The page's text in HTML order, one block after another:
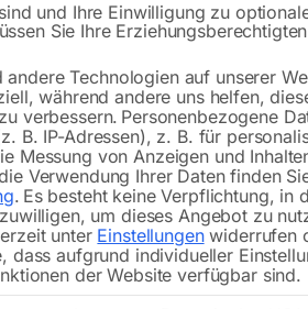
SEB 16000WDE-AVR von ELMAG
Stromerzeuger
16 kVA max. / 14,4 kVA Dauer
und Ihre Einwilligung zu
Sie Ihre
Technologien auf unserer
während andere uns helfen,
verbessern. Personenbezogene
B. IP-Adressen), z. B. für
Messung von Anzeigen und
Verwendung Ihrer Daten finden
. Es besteht keine Verpflichtung, in
um dieses Angebot zu
unter Einstellungenwiderrufen
dass aufgrund individueller
der Website verfügbar sind.